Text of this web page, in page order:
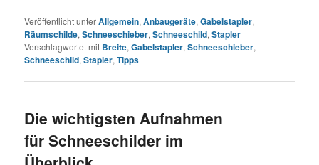
Veröffentlicht unterAllgemein,Anbaugeräte,Gabelstapler,
Räumschilde,Schneeschieber,Schneeschild,Stapler |
Verschlagwortet mit Breite,Gabelstapler,Schneeschieber,
Schneeschild,Stapler,Tipps
Die wichtigsten Aufnahmen
für Schneeschilder im